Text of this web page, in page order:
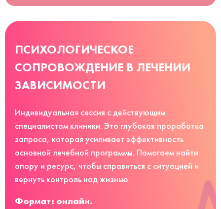
ПСИХОЛОГИЧЕСКОЕ
СОПРОВОЖДЕНИЕ В ЛЕЧЕНИИ
ЗАВИСИМОСТИ
Индивидуальная сессия с действующим
специалистом клиники. Это глубокая проработка
запроса, которая усиливает эффективность
основной лечебной программы. Помогаем найти
опору и ресурс, чтобы справиться с ситуацией и
вернуть контроль над жизнью.
Формат: онлайн.